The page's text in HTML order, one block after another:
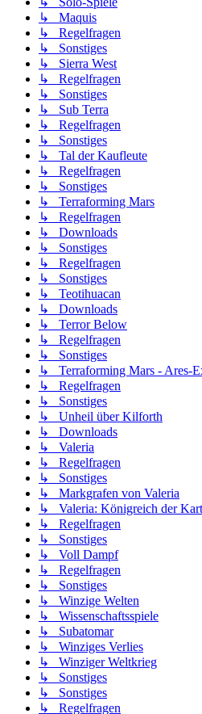
↳ Maquis
↳ Regelfragen
↳ Sonstiges
↳ Sierra West
↳ Regelfragen
↳ Sonstiges
↳ Sub Terra
↳ Regelfragen
↳ Sonstiges
↳ Tal der Kaufleute
↳ Regelfragen
↳ Sonstiges
↳ Terraforming Mars
↳ Regelfragen
↳ Downloads
↳ Sonstiges
↳ Regelfragen
↳ Sonstiges
↳ Teotihuacan
↳ Downloads
↳ Terror Below
↳ Regelfragen
↳ Sonstiges
↳ Terraforming Mars - Ares-
↳ Regelfragen
↳ Sonstiges
↳ Unheil über Kilforth
↳ Downloads
↳ Valeria
↳ Regelfragen
↳ Sonstiges
↳ Markgrafen von Valeria
↳ Valeria: Königreich der
↳ Regelfragen
↳ Sonstiges
↳ Voll Dampf
↳ Regelfragen
↳ Sonstiges
↳ Winzige Welten
↳ Wissenschaftsspiele
↳ Subatomar
↳ Winziges Verlies
↳ Winziger Weltkrieg
↳ Sonstiges
↳ Sonstiges
↳ Regelfragen